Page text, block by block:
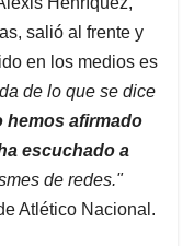
salió al frente y
en los medios es
de lo que se dice
hemos afirmado
escuchado a
de redes."
Atlético Nacional.